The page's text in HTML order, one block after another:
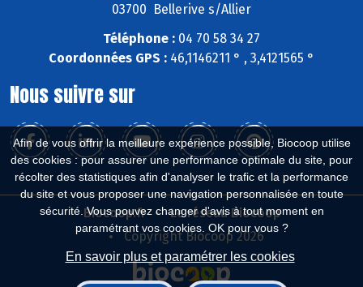
Afin de vous offrir la meilleure expérience possible, Biocoop utilise
des cookies : pour assurer une performance optimale du site, pour
récolter des statistiques afin d'analyser le trafic et la performance
du site et vous proposer une navigation personnalisée en toute
sécurité. Vous pouvez changer d'avis à tout moment en
paramétrant vos cookies. OK pour vous ?
En savoir plus et paramétrer les cookies
03700 Bellerive s/Allier
Téléphone : 04 70 58 34 27
Coordonnées GPS : 46,1146211 ° , 3,4121565 °
Nous suivre sur
Biocoop.fr
Le réseau Biocoop
Copyright Biocoop 2026